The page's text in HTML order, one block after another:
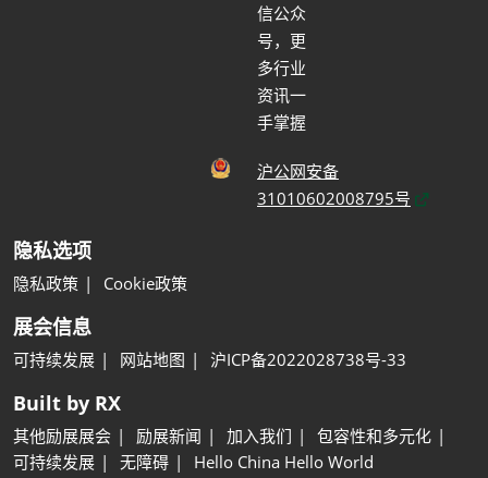
信公众
号，更
多行业
资讯一
手掌握
沪公网安备
31010602008795号
隐私选项
隐私政策 Cookie政策
展会信息
可持续发展 网站地图 沪ICP备2022028738号-33
Built by RX
其他励展展会 励展新闻 加入我们
包容性和多元化
可持续发展
无障碍 Hello China Hello World